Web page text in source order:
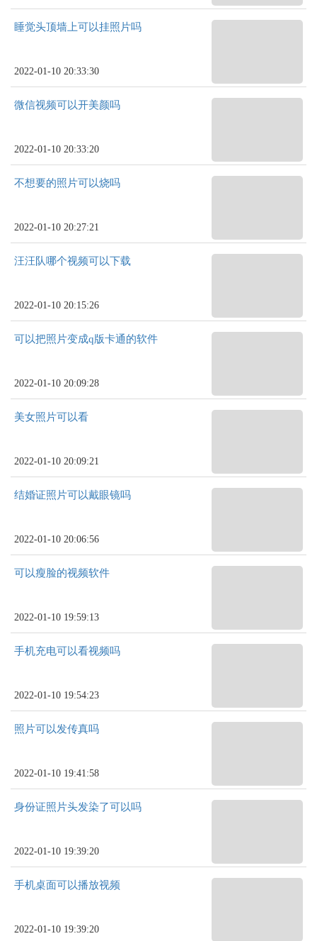
睡觉头顶墙上可以挂照片吗
2022-01-10 20:33:30
微信视频可以开美颜吗
2022-01-10 20:33:20
不想要的照片可以烧吗
2022-01-10 20:27:21
汪汪队哪个视频可以下载
2022-01-10 20:15:26
可以把照片变成q版卡通的软件
2022-01-10 20:09:28
美女照片可以看
2022-01-10 20:09:21
结婚证照片可以戴眼镜吗
2022-01-10 20:06:56
可以瘦脸的视频软件
2022-01-10 19:59:13
手机充电可以看视频吗
2022-01-10 19:54:23
照片可以发传真吗
2022-01-10 19:41:58
身份证照片头发染了可以吗
2022-01-10 19:39:20
手机桌面可以播放视频
2022-01-10 19:39:20